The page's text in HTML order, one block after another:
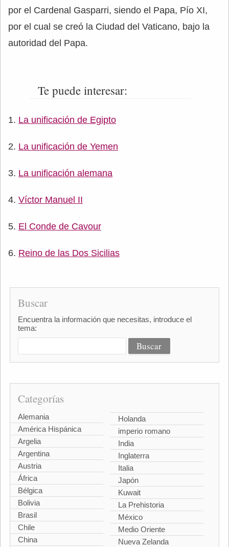
por el Cardenal Gasparri, siendo el Papa, Pío XI,
por el cual se creó la Ciudad del Vaticano, bajo la
autoridad del Papa.
Te puede interesar:
La unificación de Egipto
La unificación de Yemen
La unificación alemana
Víctor Manuel II
El Conde de Cavour
Reino de las Dos Sicilias
Buscar
Encuentra la información que necesitas, introduce el
tema:
Categorías
Alemania
América Hispánica
Argelia
Argentina
Austria
África
Bélgica
Bolivia
Brasil
Chile
China
Holanda
imperio romano
India
Inglaterra
Italia
Japón
Kuwait
La Prehistoria
México
Medio Oriente
Nueva Zelanda